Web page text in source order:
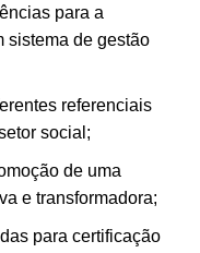
para a
sistema de gestão
referenciais
social;
de uma
e transformadora;
para certificação